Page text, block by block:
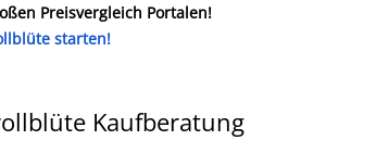
Preisvergleich Portalen!
starten!
Kaufberatung